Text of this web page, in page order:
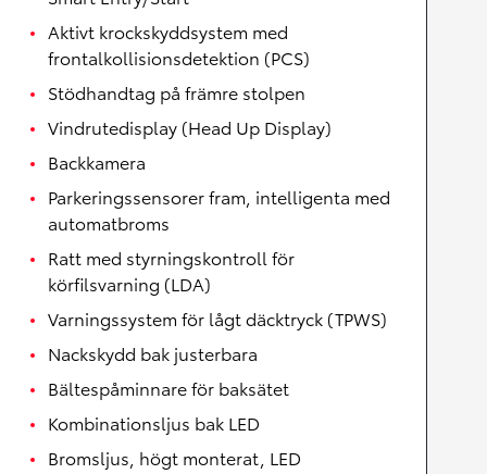
Aktivt krockskyddsystem med
frontalkollisionsdetektion (PCS)
Stödhandtag på främre stolpen
Vindrutedisplay (Head Up Display)
Backkamera
Parkeringssensorer fram, intelligenta med
automatbroms
Ratt med styrningskontroll för
körfilsvarning (LDA)
Varningssystem för lågt däcktryck (TPWS)
Nackskydd bak justerbara
Bältespåminnare för baksätet
Kombinationsljus bak LED
Bromsljus, högt monterat, LED